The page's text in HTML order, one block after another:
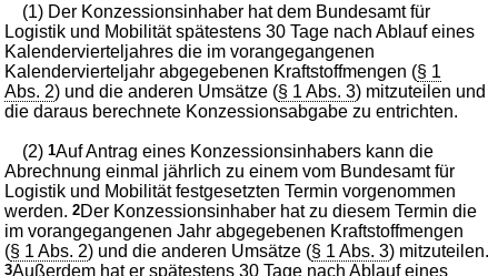
(1) Der Konzessionsinhaber hat dem Bundesamt für
Logistik und Mobilität spätestens 30 Tage nach Ablauf eines
Kalendervierteljahres die im vorangegangenen
Kalendervierteljahr abgegebenen Kraftstoffmengen (§ 1
Abs. 2) und die anderen Umsätze (§ 1 Abs. 3) mitzuteilen und
die daraus berechnete Konzessionsabgabe zu entrichten.
(2)1Auf Antrag eines Konzessionsinhabers kann die
Abrechnung einmal jährlich zu einem vom Bundesamt für
Logistik und Mobilität festgesetzten Termin vorgenommen
werden.2Der Konzessionsinhaber hat zu diesem Termin die
im vorangegangenen Jahr abgegebenen Kraftstoffmengen
(§ 1 Abs. 2) und die anderen Umsätze (§ 1 Abs. 3) mitzuteilen.
3Außerdem hat er spätestens 30 Tage nach Ablauf eines